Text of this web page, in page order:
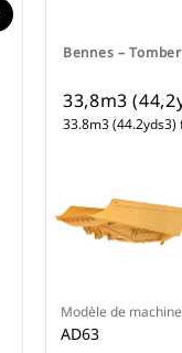
Bennes –
33,8m3
33.8m3 (44.2yds3)
Modèle de machine
AD63